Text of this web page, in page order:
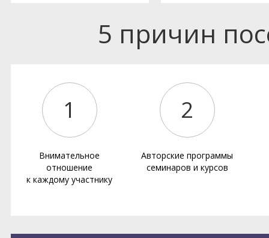
5 причин
1
Внимательное
отношение
к каждому участнику
2
Авторские программы
семинаров и курсов